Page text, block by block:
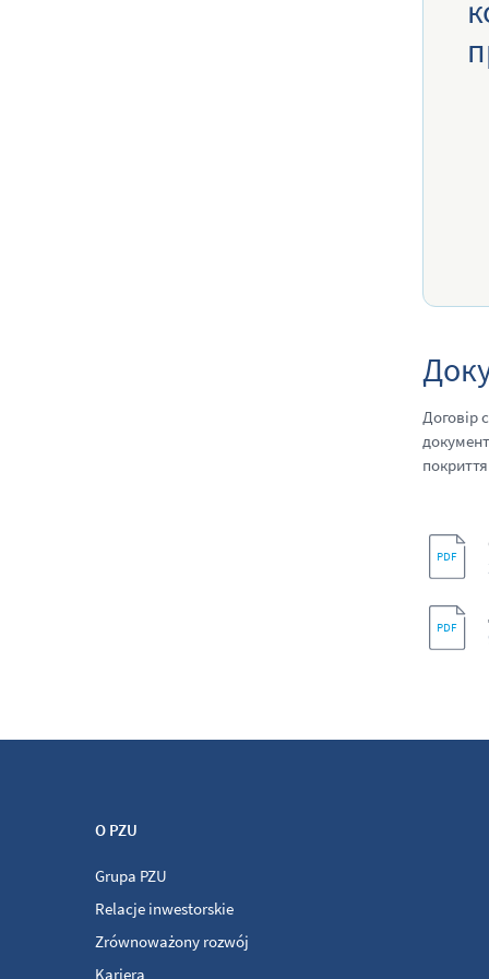
Договір
O PZU
Grupa PZU
Relacje inwestorskie
Zrównoważony rozwój
Kariera